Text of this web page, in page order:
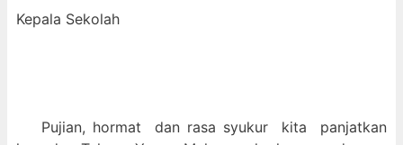
Kepala Sekolah
Pujian, hormat dan rasa syukur kita panjatkan